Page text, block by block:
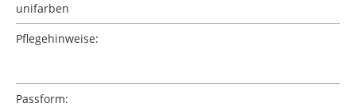
unifarben
Pflegehinweise:
Passform: